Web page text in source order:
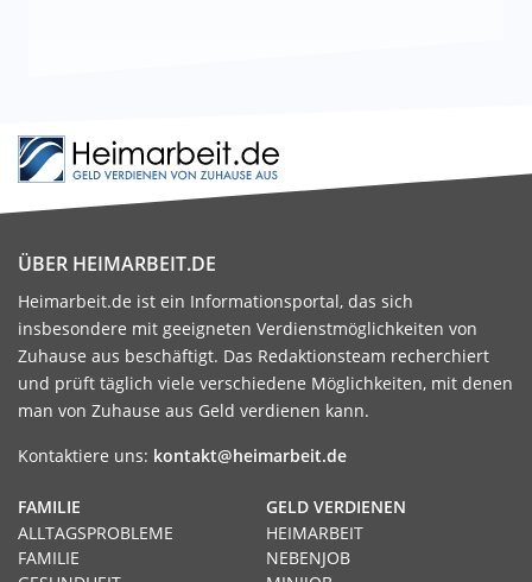
ÜBER HEIMARBEIT.DE
Heimarbeit.de ist ein Informationsportal, das sich
insbesondere mit geeigneten Verdienstmöglichkeiten von
Zuhause aus beschäftigt. Das Redaktionsteam recherchiert
und prüft täglich viele verschiedene Möglichkeiten, mit denen
man von Zuhause aus Geld verdienen kann.
Kontaktiere uns: kontakt@heimarbeit.de
GELD VERDIENEN
HEIMARBEIT
NEBENJOB
FAMILIE
ALLTAGSPROBLEME
FAMILIE